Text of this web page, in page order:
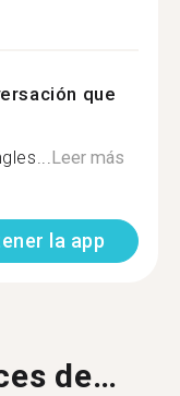
que
Leer más
la app
de…